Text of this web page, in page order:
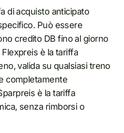
di acquisto anticipato
Può essere
credito DB fino al giorno
è la tariffa
valida su qualsiasi treno
completamente
è la tariffa
senza rimborsi o